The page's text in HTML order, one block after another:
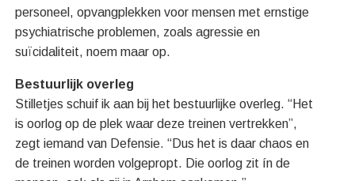
personeel, opvangplekken voor mensen met ernstige
psychiatrische problemen, zoals agressie en
suïcidaliteit, noem maar op.
Bestuurlijk overleg
Stilletjes schuif ik aan bij het bestuurlijke overleg. “Het
is oorlog op de plek waar deze treinen vertrekken”,
zegt iemand van Defensie. “Dus het is daar chaos en
de treinen worden volgepropt. Die oorlog zit ín de